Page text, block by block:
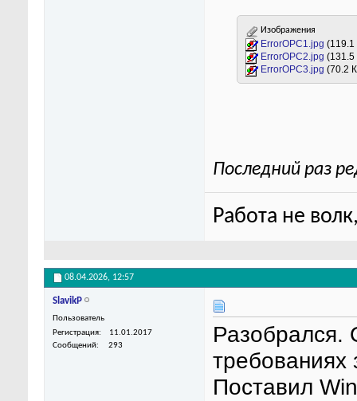
Изображения
ErrorOPC1.jpg (119.1
ErrorOPC2.jpg (131.5
ErrorOPC3.jpg (70.2
Последний раз
Работа не
08.04.2026, 12:57
SlavikP
Пользователь
Регистрация
11.01.2017
Сообщений
293
Разобрался.
требованиях
Поставил